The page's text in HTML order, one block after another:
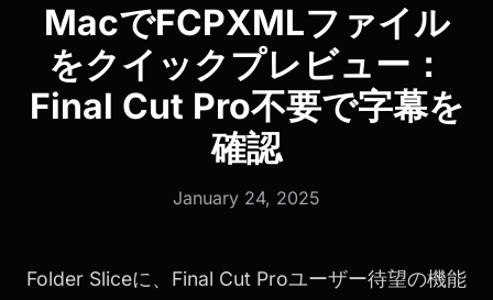
MacでFCPXMLファイル
をクイックプレビュー：
Final Cut Pro不要で字幕を
確認
January 24, 2025
Folder Sliceに、Final Cut Proユーザー待望の機能